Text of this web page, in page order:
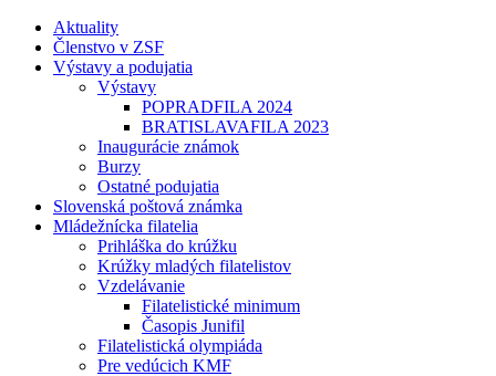
Aktuality
Členstvo v ZSF
Výstavy a podujatia
Výstavy
POPRADFILA 2024
BRATISLAVAFILA 2023
Inaugurácie známok
Burzy
Ostatné podujatia
Slovenská poštová známka
Mládežnícka filatelia
Prihláška do krúžku
Krúžky mladých filatelistov
Vzdelávanie
Filatelistické minimum
Časopis Junifil
Filatelistická olympiáda
Pre vedúcich KMF